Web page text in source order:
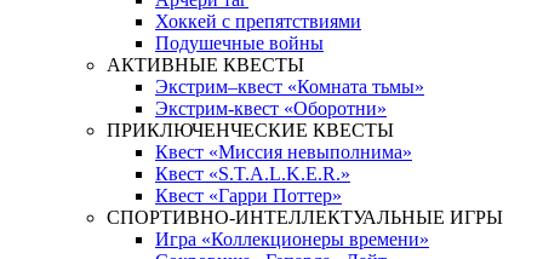
Хоккей с препятствиями
Подушечные войны
АКТИВНЫЕ КВЕСТЫ
Экстрим–квест «Комната тьмы»
Экстрим-квест «Оборотни»
ПРИКЛЮЧЕНЧЕСКИЕ КВЕСТЫ
Квест «Миссия невыполнима»
Квест «S.T.A.L.K.E.R.»
Квест «Гарри Поттер»
СПОРТИВНО-ИНТЕЛЛЕКТУАЛЬНЫЕ ИГРЫ
Игра «Коллекционеры времени»